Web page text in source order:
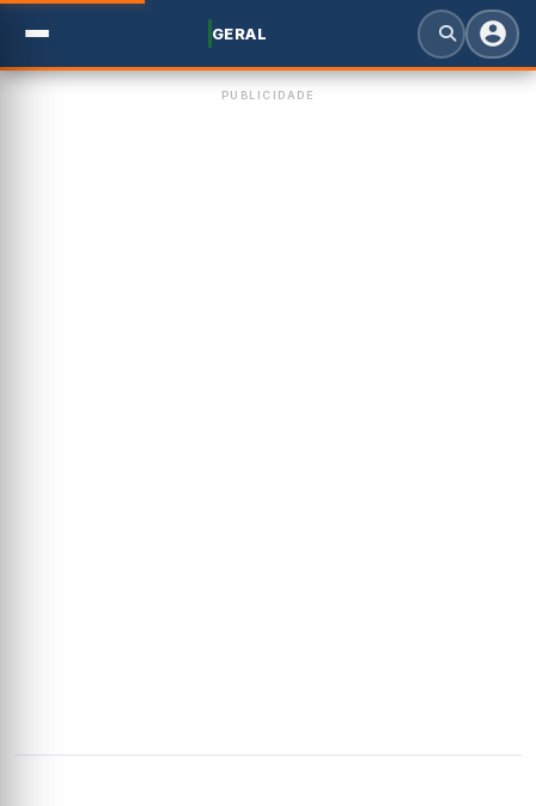
GERAL
PUBLICIDADE